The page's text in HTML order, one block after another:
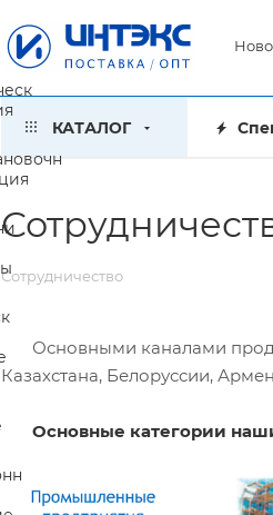
КАТАЛОГ
Сотрудничество
Основными каналами
Казахстана, Белоруссии,
Основные категории